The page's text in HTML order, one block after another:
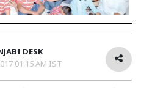
DESK
01:15 AM IST